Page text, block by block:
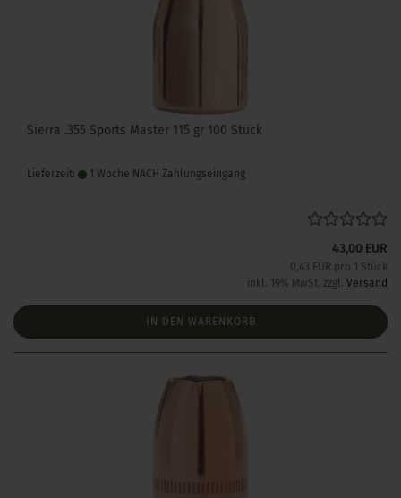
Sierra .355 Sports Master 115 gr 100 Stück
Lieferzeit: 1 Woche NACH Zahlungseingang
43,00 EUR
0,43 EUR pro 1 Stück
inkl. 19% MwSt. zzgl. Versand
IN DEN WARENKORB